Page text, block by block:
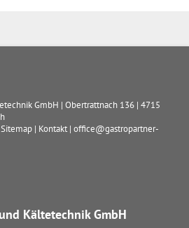
GmbH |Obertrattnach 136 |4715
Sitemap | Kontakt |office@gastropartner-
Kältetechnik GmbH